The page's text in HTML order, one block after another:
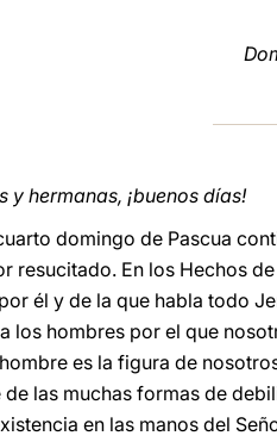
y hermanas, ¡buenos días!
domingo de Pascua
resucitado. En los Hechos
él y de la que habla todo
los hombres por el que
es la figura de
las muchas formas de
en las manos del